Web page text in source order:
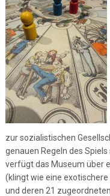
zur sozialistischen
genauen Regeln des
verfügt das Museum über
(klingt wie eine
und deren 21